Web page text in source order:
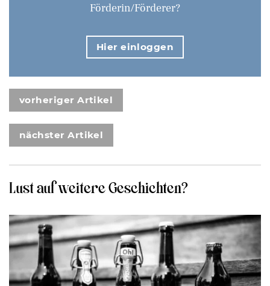
Förderin/Förderer?
Hier einloggen
vorheriger Artikel
nächster Artikel
Lust auf weitere Geschichten?